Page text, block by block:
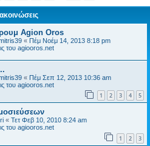
Agion Oros
« Πέμ Νοέμ 14, 2013 8:18 pm
του agiooros.net
« Πέμ Σεπ 12, 2013 10:36 am
του agiooros.net
1 2 3 4 5
« Τετ Φεβ 10, 2010 8:24 am
του agiooros.net
1 2 3